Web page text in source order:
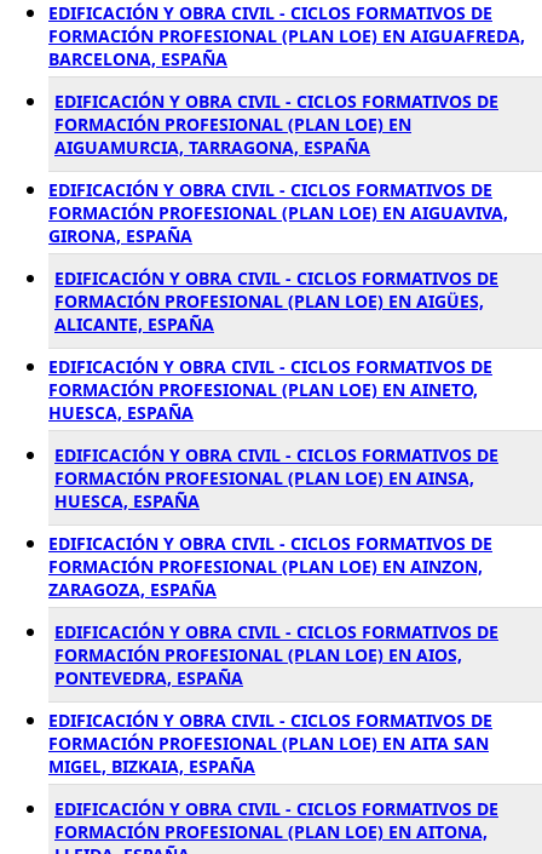
EDIFICACIÓN Y OBRA CIVIL - CICLOS FORMATIVOS DE
FORMACIÓN PROFESIONAL (PLAN LOE) EN AIGUAFREDA,
BARCELONA, ESPAÑA
EDIFICACIÓN Y OBRA CIVIL - CICLOS FORMATIVOS DE
FORMACIÓN PROFESIONAL (PLAN LOE) EN
AIGUAMURCIA, TARRAGONA, ESPAÑA
EDIFICACIÓN Y OBRA CIVIL - CICLOS FORMATIVOS DE
FORMACIÓN PROFESIONAL (PLAN LOE) EN AIGUAVIVA,
GIRONA, ESPAÑA
EDIFICACIÓN Y OBRA CIVIL - CICLOS FORMATIVOS DE
FORMACIÓN PROFESIONAL (PLAN LOE) EN AIGÜES,
ALICANTE, ESPAÑA
EDIFICACIÓN Y OBRA CIVIL - CICLOS FORMATIVOS DE
FORMACIÓN PROFESIONAL (PLAN LOE) EN AINETO,
HUESCA, ESPAÑA
EDIFICACIÓN Y OBRA CIVIL - CICLOS FORMATIVOS DE
FORMACIÓN PROFESIONAL (PLAN LOE) EN AINSA,
HUESCA, ESPAÑA
EDIFICACIÓN Y OBRA CIVIL - CICLOS FORMATIVOS DE
FORMACIÓN PROFESIONAL (PLAN LOE) EN AINZON,
ZARAGOZA, ESPAÑA
EDIFICACIÓN Y OBRA CIVIL - CICLOS FORMATIVOS DE
FORMACIÓN PROFESIONAL (PLAN LOE) EN AIOS,
PONTEVEDRA, ESPAÑA
EDIFICACIÓN Y OBRA CIVIL - CICLOS FORMATIVOS DE
FORMACIÓN PROFESIONAL (PLAN LOE) EN AITA SAN
MIGEL, BIZKAIA, ESPAÑA
EDIFICACIÓN Y OBRA CIVIL - CICLOS FORMATIVOS DE
FORMACIÓN PROFESIONAL (PLAN LOE) EN AITONA,